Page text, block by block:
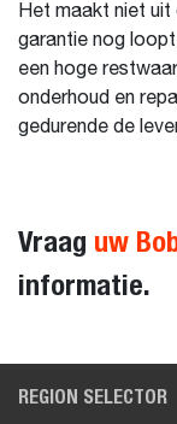
Het maakt niet
garantie nog
een hoge
onderhoud en
gedurende de
Vraag uw
informatie.
REGION SELECTOR